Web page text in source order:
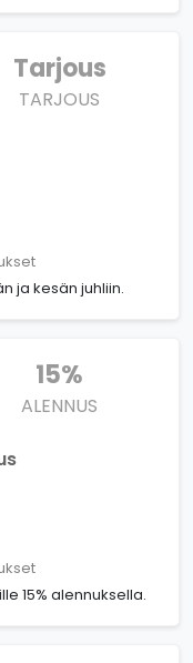
Tarjous
TARJOUS
ja kesän juhliin.
15%
ALENNUS
15% alennuksella.